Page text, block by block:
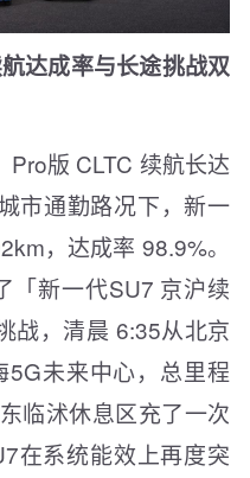
达成率与长途挑战双
版 CLTC 续航长达
市通勤路况下，新一
，达成率 98.9%。
「新一代SU7 京沪续
战，清晨 6:35从北京
未来中心，总里程
临沭休息区充了一次
在系统能效上再度突